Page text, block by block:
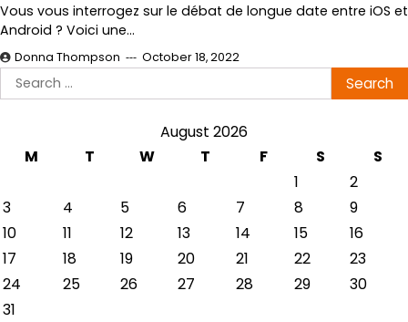
Vous vous interrogez sur le débat de longue date entre iOS et
Android ? Voici une…
Donna Thompson October 18, 2022
Search
for:
August 2026
M
T W T F S
S
1
2
3
4 5 6 7 8
9
10
11 12 13 14 15
16
17
18 19 20 21 22
23
24
25 26 27 28 29
30
31